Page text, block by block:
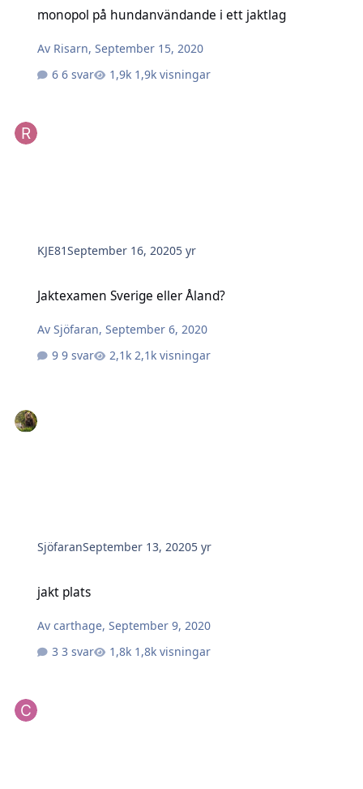
monopol på hundanvändande i ett jaktlag
Av Risarn,September 15, 2020
6 svar
1,9k visningar
KJE81September 16, 20205 yr
Jaktexamen Sverige eller Åland?
AvSjöfaran,September 6, 2020
9 svar
2,1k visningar
SjöfaranSeptember 13, 20205 yr
jakt plats
Avcarthage,September 9, 2020
3 svar
1,8k visningar